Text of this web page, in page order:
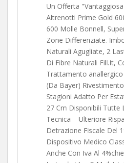
Un Offerta
Altrenotti Prime Gold
600 Molle Bonnell,
Zone Differenziate.
Naturali Agugliate, 2
Di Fibre Naturali Fill.It,
Trattamento
(Da Bayer)
Stagioni Adatto Per
27 Cm Disponibili Tutte
Tecnica Ulteriore
Detrazione Fiscale Del
Dispositivo Medico
Anche Con Iva Al